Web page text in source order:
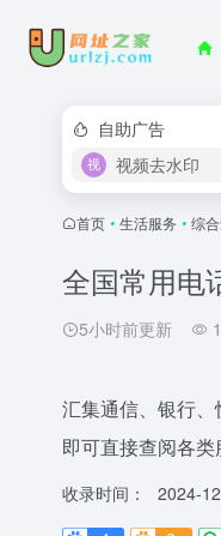
自助广告
视频去水印
首页 • 生活服务 • 综
全国常用电
5小时前更新
汇集通信、银行
即可直接查阅各类
收录时间：
2024-